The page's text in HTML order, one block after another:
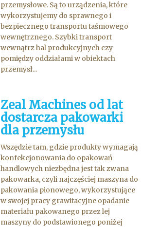
przemysłowe. Są to urządzenia, które
wykorzystujemy do sprawnego i
bezpiecznego transportu taśmowego
wewnętrznego. Szybki transport
wewnątrz hal produkcyjnych czy
pomiędzy oddziałami w obiektach
przemysł...
Zeal Machines od lat
dostarcza pakowarki
dla przemysłu
Wszędzie tam, gdzie produkty wymagają
konfekcjonowania do opakowań
handlowych niezbędna jest tak zwana
pakowarka, czyli najczęściej maszyna do
pakowania pionowego, wykorzystujące
w swojej pracy grawitacyjne opadanie
materiału pakowanego przez lej
maszyny do podstawionego poniżej